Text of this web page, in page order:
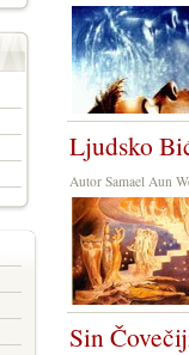
Ljudsko
Autor Samael Aun
Sin